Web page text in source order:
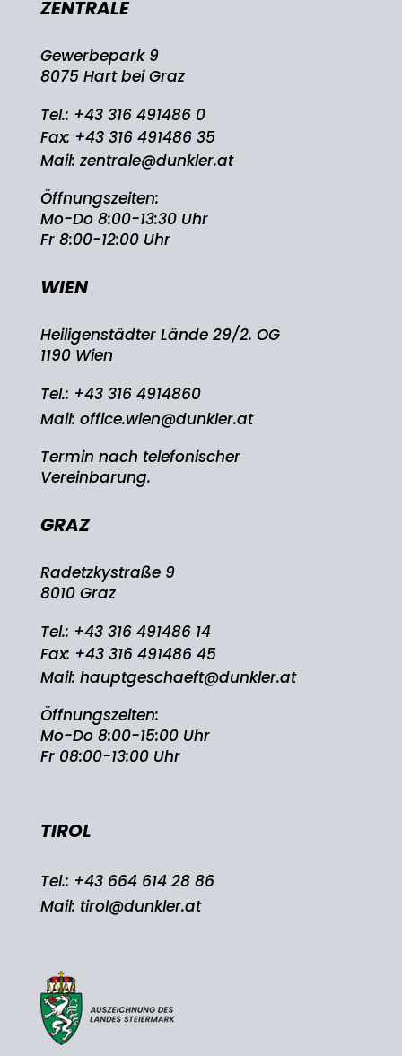
ZENTRALE
Gewerbepark 9
8075 Hart bei Graz
Tel.: +43 316 491486 0
Fax: +43 316 491486 35
Mail: zentrale@dunkler.at
Öffnungszeiten:
Mo-Do 8:00-13:30 Uhr
Fr 8:00-12:00 Uhr
WIEN
Heiligenstädter Lände 29/2. OG
1190 Wien
Tel.: +43 316 4914860
Mail: office.wien@dunkler.at
Termin nach telefonischer
Vereinbarung.
GRAZ
Radetzkystraße 9
8010 Graz
Tel.: +43 316 491486 14
Fax: +43 316 491486 45
Mail: hauptgeschaeft@dunkler.at
Öffnungszeiten:
Mo-Do 8:00-15:00 Uhr
Fr 08:00-13:00 Uhr
TIROL
Tel.: +43 664 614 28 86
Mail: tirol@dunkler.at